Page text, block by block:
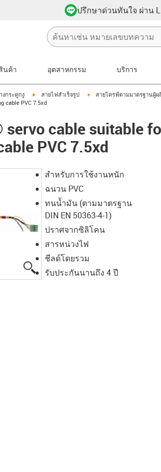
ปรึกษาด่วนทันใจ ผ่าน
นค้า อุตสาหกรรม บริการ
งกระดูกงู igus-icon-arrow-right
สายไฟสำเร็จรูป igus-icon-arrow-right
สายไดรฟ์ตามมาตรฐานผู้ผ
cable PVC 7.5xd
cable suitable
PVC 7.5xd
สำหรับการใช้งานหนัก
ฉนวน PVC
ทนน้ำมัน (ตามมาตรฐาน
DIN EN 50363-4-1)
ปราศจากซิลิโคน
สารหน่วงไฟ
ชีลด์โดยรวม
รับประกันนานถึง 4 ปี